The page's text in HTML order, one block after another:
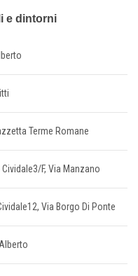
e dintorni
Terme Romane
Cividale3/F, Via Manzano
Via Borgo Di Ponte